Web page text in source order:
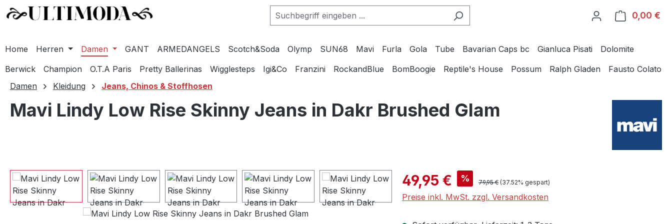
Hauptinhalt springen
Zur Suche springen
Zur Hauptnavigation springen
0,00 €
Home Herren Damen GANT ARMEDANGELS Scotch&Soda Olymp SUN68 Mavi Furla Gola Tube Bavarian Caps bc Gianluca Pisati
Dolomite
Berwick
Champion O.T.A Paris Pretty Ballerinas Wigglesteps Igi&Co Franzini RockandBlue BomBoogie Reptile's House Possum Ralph Gladen
Fausto Colato
Damen
Kleidung Jeans, Chinos & Stoffhosen
Mavi Lindy Low Rise Skinny Jeans in Dakr Brushed Glam
Bildergalerie überspringen Verkaufspreis:
49,95 € % Regulärer Preis:
79,95 € (37.52% gespart)
Preise inkl. MwSt. zzgl. Versandkosten